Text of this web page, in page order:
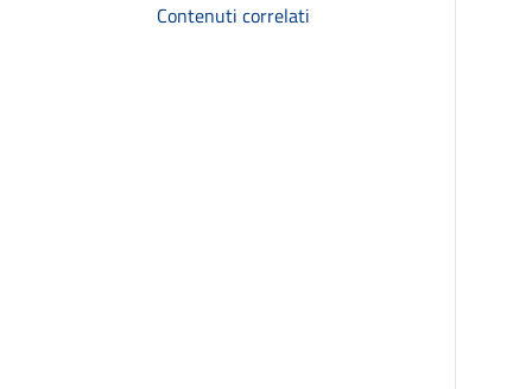
Contenuti correlati